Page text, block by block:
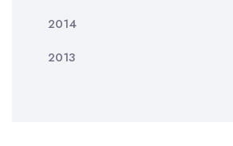
2014
2013